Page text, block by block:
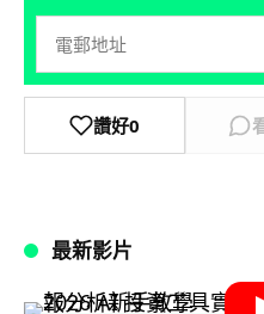
讚好0
最新影片